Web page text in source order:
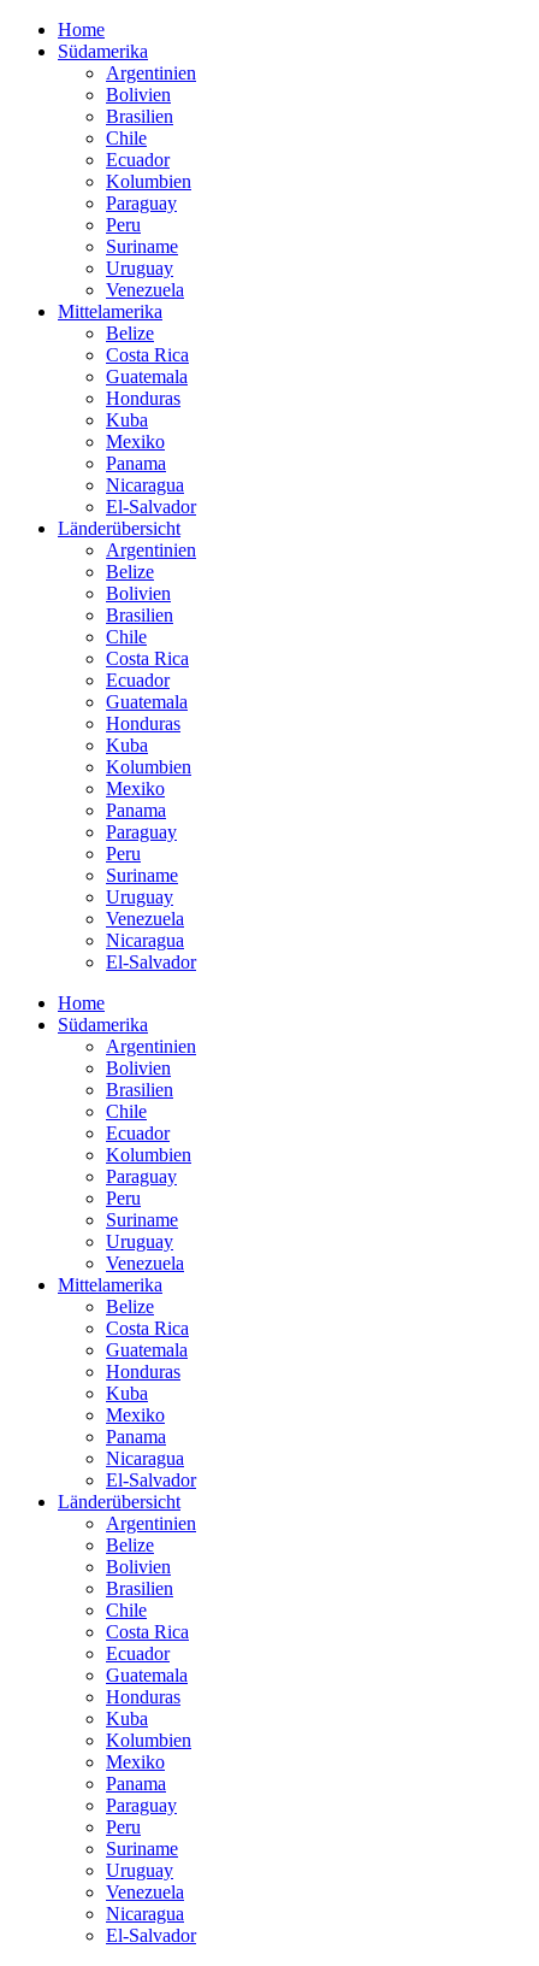
Home
Südamerika
Argentinien
Bolivien
Brasilien
Chile
Ecuador
Kolumbien
Paraguay
Peru
Suriname
Uruguay
Venezuela
Mittelamerika
Belize
Costa Rica
Guatemala
Honduras
Kuba
Mexiko
Panama
Nicaragua
El-Salvador
Länderübersicht
Argentinien
Belize
Bolivien
Brasilien
Chile
Costa Rica
Ecuador
Guatemala
Honduras
Kuba
Kolumbien
Mexiko
Panama
Paraguay
Peru
Suriname
Uruguay
Venezuela
Nicaragua
El-Salvador
Home
Südamerika
Argentinien
Bolivien
Brasilien
Chile
Ecuador
Kolumbien
Paraguay
Peru
Suriname
Uruguay
Venezuela
Mittelamerika
Belize
Costa Rica
Guatemala
Honduras
Kuba
Mexiko
Panama
Nicaragua
El-Salvador
Länderübersicht
Argentinien
Belize
Bolivien
Brasilien
Chile
Costa Rica
Ecuador
Guatemala
Honduras
Kuba
Kolumbien
Mexiko
Panama
Paraguay
Peru
Suriname
Uruguay
Venezuela
Nicaragua
El-Salvador